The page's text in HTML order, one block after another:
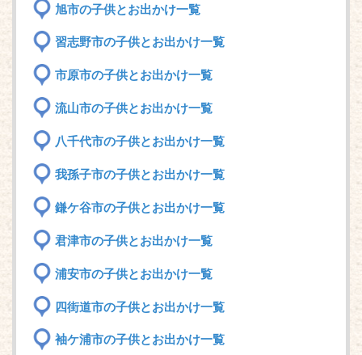
旭市の子供とお出かけ一覧
習志野市の子供とお出かけ一覧
市原市の子供とお出かけ一覧
流山市の子供とお出かけ一覧
八千代市の子供とお出かけ一覧
我孫子市の子供とお出かけ一覧
鎌ケ谷市の子供とお出かけ一覧
君津市の子供とお出かけ一覧
浦安市の子供とお出かけ一覧
四街道市の子供とお出かけ一覧
袖ケ浦市の子供とお出かけ一覧